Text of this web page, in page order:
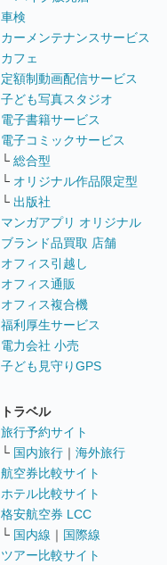
車検
カーメンテナンスサービス
カフェ
定額制動画配信サービス
子ども写真スタジオ
電子書籍サービス
電子コミックサービス
└ 総合型
└ オリジナル作品限定型
└ 出版社
マンガアプリ オリジナル
ブランド品買取 店舗
オフィス引越し
オフィス通販
オフィス複合機
福利厚生サービス
電力会社 小売
子ども見守りGPS
トラベル
旅行予約サイト
└ 国内旅行 ｜ 海外旅行
航空券比較サイト
ホテル比較サイト
格安航空券 LCC
└ 国内線 ｜ 国際線
ツアー比較サイト